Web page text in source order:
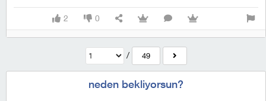
2 0
/ 49
neden bekliyorsun?